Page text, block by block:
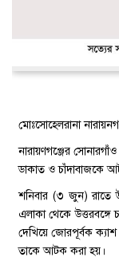
মোঃসোহেলরানা
নারায়ণগঞ্জের
ডাকাত ও চাঁদাবাজকে
শনিবার (৩ জুন) রাতে
এলাকা থেকে
দেখিয়ে জোরপূর্বক
তাকে আটক করা হয়।